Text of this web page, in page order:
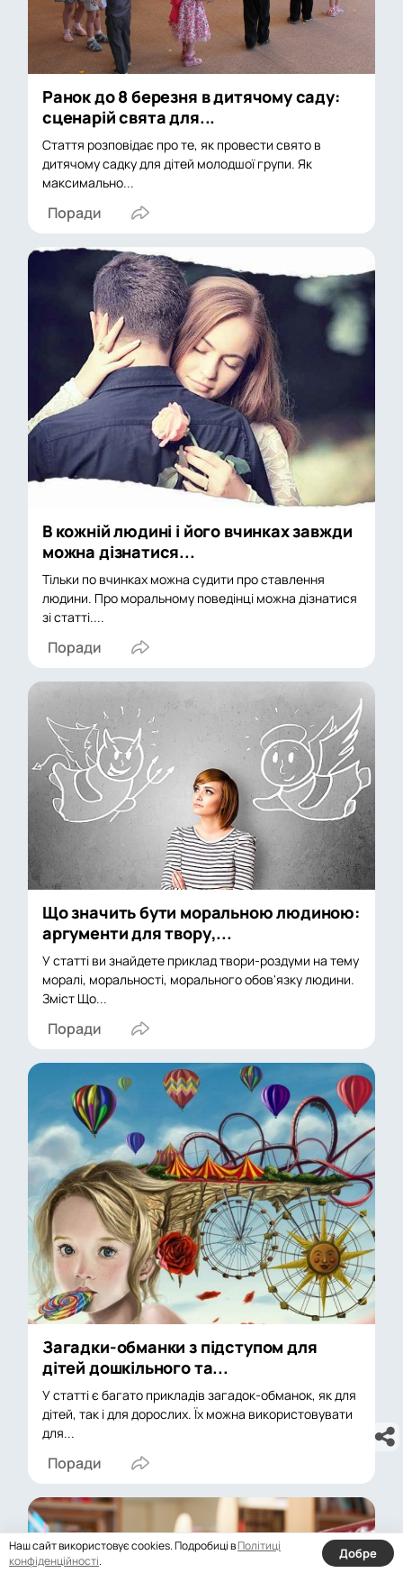
Ранок до 8 березня в дитячому саду:
сценарій свята для...
Стаття розповідає про те, як провести свято в
дитячому садку для дітей молодшої групи. Як
максимально...
Поради
В кожній людині і його вчинках завжди
можна дізнатися...
Тільки по вчинках можна судити про ставлення
людини. Про моральному поведінці можна дізнатися
зі статті....
Поради
Що значить бути моральною людиною:
аргументи для твору,...
У статті ви знайдете приклад твори-роздуми на тему
моралі, моральності, морального обов'язку людини.
Зміст Що...
Поради
Загадки-обманки з підступом для
дітей дошкільного та...
У статті є багато прикладів загадок-обманок, як для
дітей, так і для дорослих. Їх можна використовувати
для...
Поради
Наш сайт використовує cookies. Подробиці вПолітиці
конфіденційності. Добре